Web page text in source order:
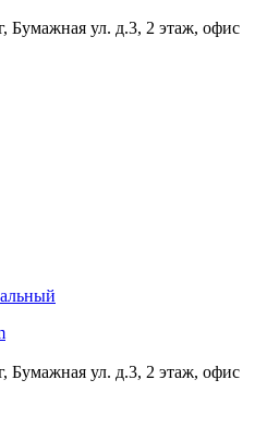
Бумажная ул. д.3, 2 этаж, офис
Бумажная ул. д.3, 2 этаж, офис